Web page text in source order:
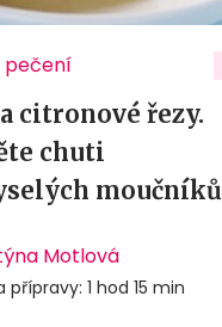
pečení
citronové řezy.
chuti
moučníků
Motlová
přípravy: 1 hod 15 min